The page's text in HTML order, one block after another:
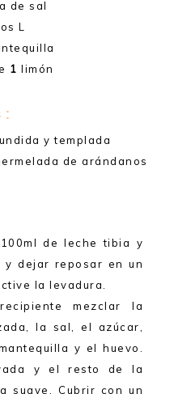
de sal
L
1 limón
y templada
de arándanos
de leche tibia y
y dejar reposar en un
la levadura.
mezclar la
la sal, el azúcar,
y el huevo.
y el resto de la
suave. Cubrir con un